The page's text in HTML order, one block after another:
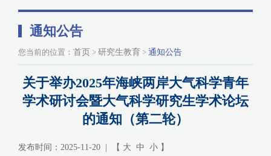
通知公告
您当前的位置： 首页 > 研究生教育 > 通知公告
关于举办2025年海峡两岸大气科学青年
学术研讨会暨大气科学研究生学术论坛
的通知（第二轮）
发布时间：2025-11-20 | 【 大 中 小 】